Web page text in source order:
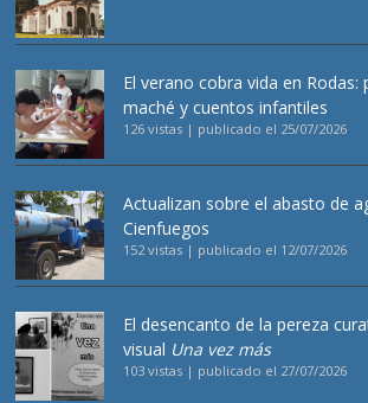
El verano cobra vida en Rodas:
maché y cuentos infantiles
126 vistas | publicado el 25/07/2026
Actualizan sobre el abasto de
Cienfuegos
152 vistas | publicado el 12/07/2026
El desencanto de la pereza
visual Una vez más
103 vistas | publicado el 27/07/2026